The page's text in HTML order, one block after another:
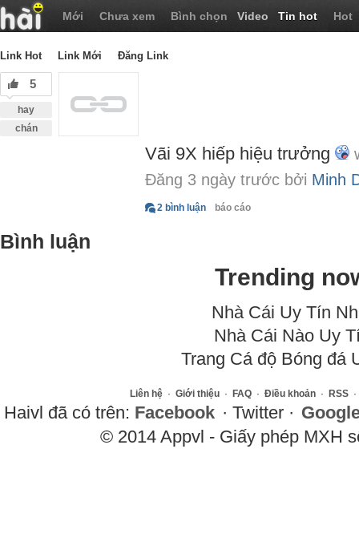
Mới Chưa xem Bình chọn Video Tin hot Hot
Link Hot Link Mới Đăng Link
5
hay
chán
Vãi 9X hiếp hiệu trưởng
Đăng 3 ngày trước bởi Minh
2 bình luận báo cáo
Bình luận
Trending
Nhà Cái Uy Tín
Nhà Cái Nào Uy
Trang Cá độ Bóng đá
Liên hệ · Giới thiệu · FAQ · Điều khoản · RSS ·
Haivl đã có trên: Facebook · Twitter ·
© 2014 Appvl - Giấy phép MXH